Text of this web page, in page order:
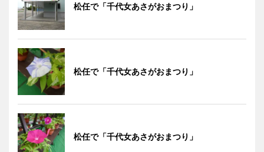
松任で「千代女あさがおまつり」
松任で「千代女あさがおまつり」
松任で「千代女あさがおまつり」